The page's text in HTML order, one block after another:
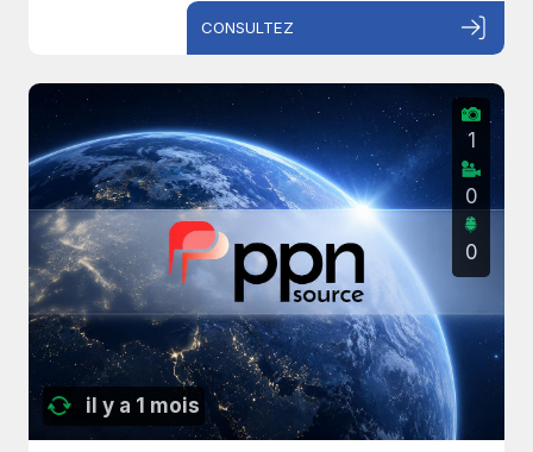
CONSULTEZ
il y a 1 mois
1
0
0